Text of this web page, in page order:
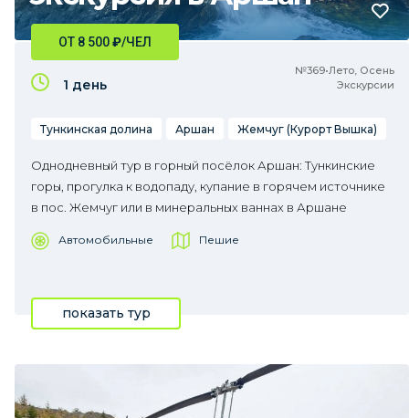
№369•Лето, Осень
Экскурсии
ОТ 8 500₽/ЧЕЛ
1 день
Тункинская долина Аршан Жемчуг (Курорт Вышка)
Однодневный тур в горный посёлок Аршан: Тункинские
горы, прогулка к водопаду, купание в горячем источнике
в пос. Жемчуг или в минеральных ваннах в Аршане
Автомобильные Пешие
показать тур